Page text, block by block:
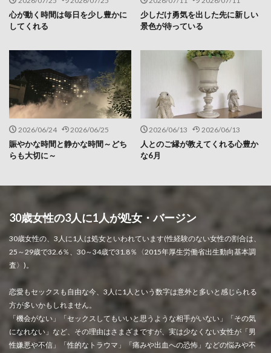
心が動く時間は毎日を少し豊かに
してくれる
少しだけ勇気を出した先に新しい
景色が待っている
2026/06/24 2026/06/25
賑やかな時間と静かな時間～どち
らも大切に～
2026/06/13 2026/06/13
人とのご縁が教えてくれる心豊か
な6月
30歳女性の3人に1人が処女・バージン
30歳女性の、3人に1人は処女といわれています(性経験のない女性の割合は、
25～29歳で32.6％、30～34歳で31.8％〈2015年厚生労働省出生動向基本調
査〉)。
恋愛もセックスも自由な今、3人に1人という数字は意外と多いと感じられる
方が多いかもしれません。
「機会がない」「セックスしてもいいと思うような相手がいない」「その気
になれない」など、その理由はさまざまですが、実は少なくない女性が「男
性嫌悪や不信」「性的なトラウマ」「痛みや出血への恐怖」などの悩みや不